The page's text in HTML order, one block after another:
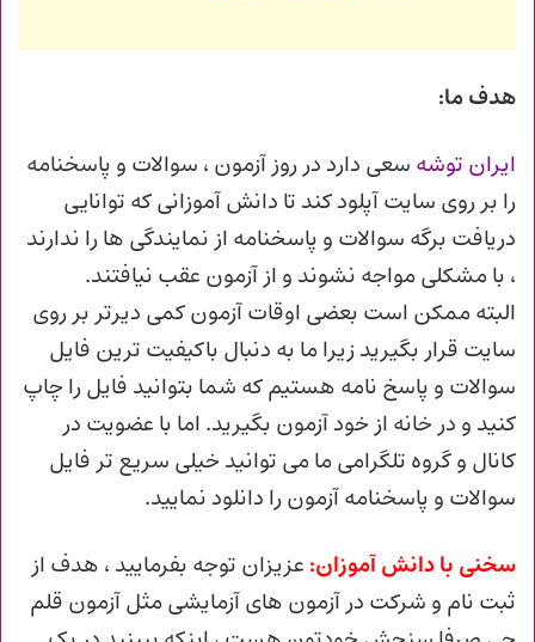
هدف ما:
ایران توشه سعی دارد در روز آزمون ، سوالات و پاسخنامه
را بر روی سایت آپلود کند تا دانش آموزانی که توانایی
دریافت برگه سوالات و پاسخنامه از نمایندگی ها را ندارند
، با مشکلی مواجه نشوند و از آزمون عقب نیافتند.
البته ممکن است بعضی اوقات آزمون کمی دیرتر بر روی
سایت قرار بگیرید زیرا ما به دنبال باکیفیت ترین فایل
سوالات و پاسخ نامه هستیم که شما بتوانید فایل را چاپ
کنید و در خانه از خود آزمون بگیرید. اما با عضویت در
کانال و گروه تلگرامی ما می توانید خیلی سریع تر فایل
سوالات و پاسخنامه آزمون را دانلود نمایید.
سخنی با دانش آموزان: عزیزان توجه بفرمایید ، هدف از
ثبت نام و شرکت در آزمون های آزمایشی مثل آزمون قلم